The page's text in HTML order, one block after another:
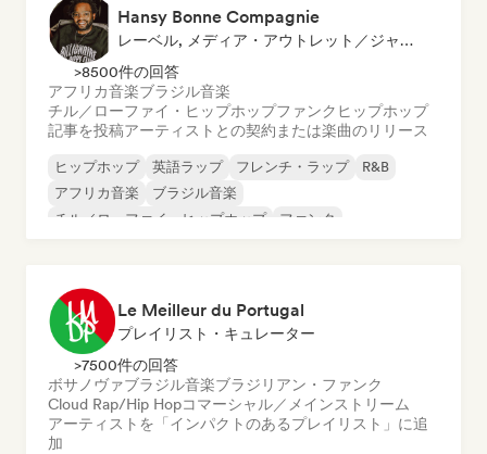
Hansy Bonne Compagnie
レーベル, メディア・アウトレット／ジャーナリスト
>8500件の回答
アフリカ音楽ブラジル音楽
チル／ローファイ・ヒップホップファンク ヒップホップ
記事を投稿アーティストとの契約または楽曲のリリース
ヒップホップ 英語ラップ フレンチ・ラップ
R&B
アフリカ音楽
ブラジル音楽
チル／ローファイ・ヒップホップ
ファンク
Le Meilleur du Portugal
プレイリスト・キュレーター
>7500件の回答
ボサノヴァブラジル音楽ブラジリアン・ファンク
Cloud Rap/Hip Hopコマーシャル／メインストリーム
アーティストを「インパクトのあるプレイリスト」に追
加